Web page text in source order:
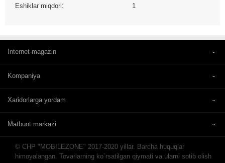
Eshiklar miqdori: 1
Internet-magazin
Kompaniya
Xaridorlarga yordam
Matbuot markazi
© CHP "MOBILEZONE" 2017-2020 yillar. Barcha huquqlar
himoyalangan. Tovarlarning ko`rsatilgan qiymati va ularni sotib olish